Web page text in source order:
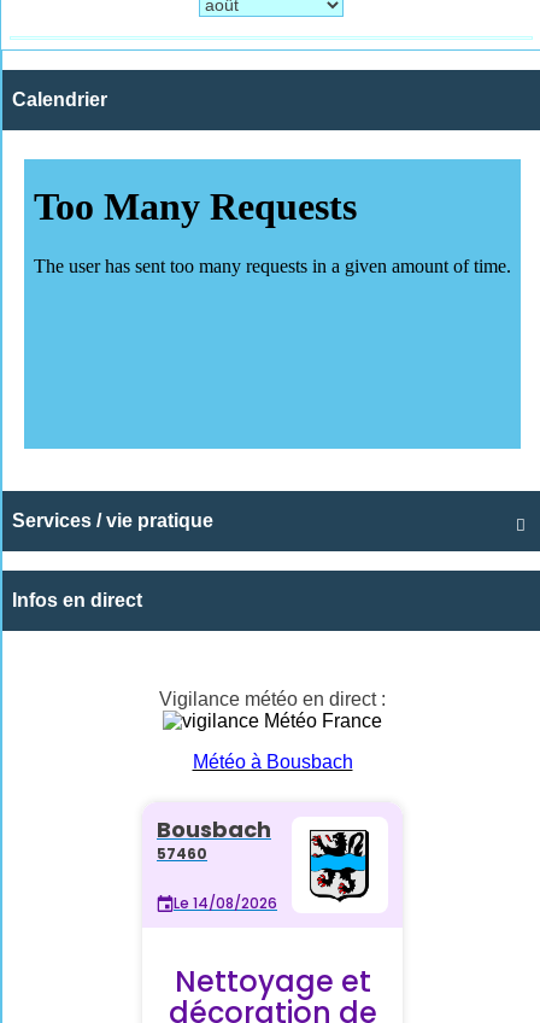
Calendrier

Services / vie pratique
Infos en direct
Vigilance météo en direct :
Météo à Bousbach